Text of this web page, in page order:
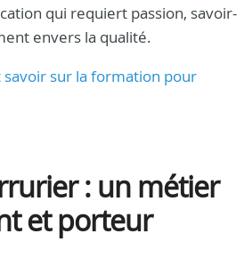
qui requiert passion, savoir-
envers la qualité.
savoir sur la formation pour
: un métier
et porteur